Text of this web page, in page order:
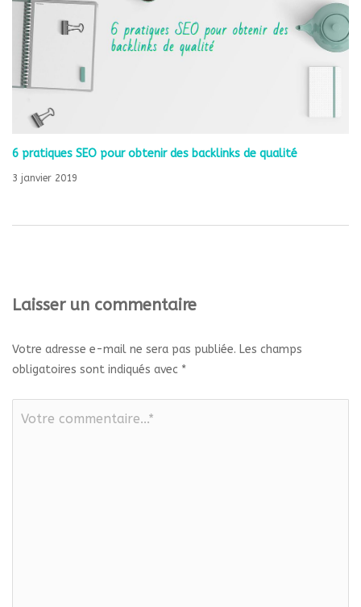
6 pratiques SEO pour obtenir des backlinks de qualité
3 janvier 2019
Laisser un commentaire
Votre adresse e-mail ne sera pas publiée. Les champs
obligatoires sont indiqués avec *